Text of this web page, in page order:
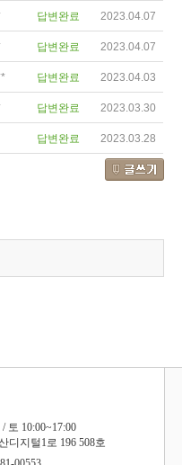
답변완료 2023.04.07
답변완료 2023.04.07
답변완료 2023.04.03
답변완료 2023.03.30
답변완료 2023.03.28
토 10:00~17:00
디지털1로 196 508호